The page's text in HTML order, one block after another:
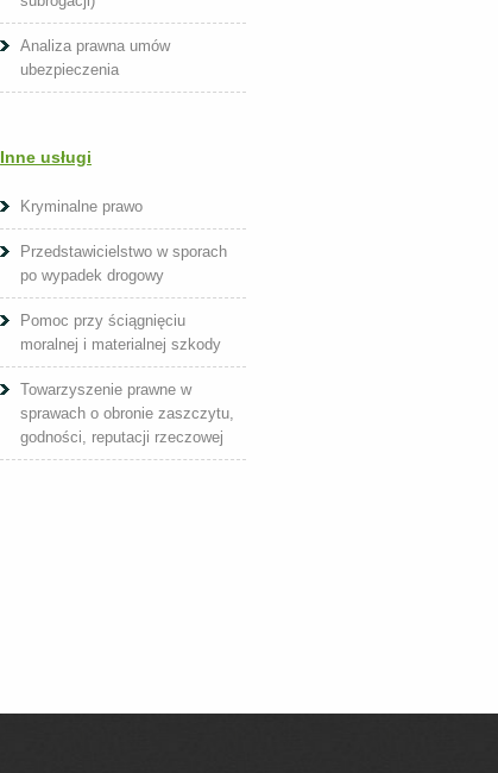
Analiza prawna umów
ubezpieczenia
Inne usługi
Kryminalne prawo
Przedstawicielstwo w sporach
po wypadek drogowy
Pomoc przy ściągnięciu
moralnej i materialnej szkody
Towarzyszenie prawne w
sprawach o obronie zaszczytu,
godności, reputacji rzeczowej